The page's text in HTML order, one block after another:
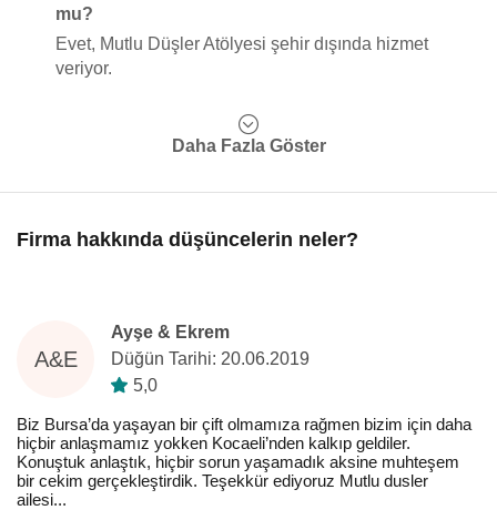
mu?
Evet, Mutlu Düşler Atölyesi şehir dışında hizmet
veriyor.
Daha Fazla Göster
Firma hakkında düşüncelerin neler?
A&E
Ayşe & Ekrem
Düğün Tarihi: 20.06.2019
5,0
Biz Bursa’da yaşayan bir çift olmamıza rağmen bizim için daha
hiçbir anlaşmamız yokken Kocaeli’nden kalkıp geldiler.
Konuştuk anlaştık, hiçbir sorun yaşamadık aksine muhteşem
bir cekim gerçekleştirdik. Teşekkür ediyoruz Mutlu dusler
ailesi...